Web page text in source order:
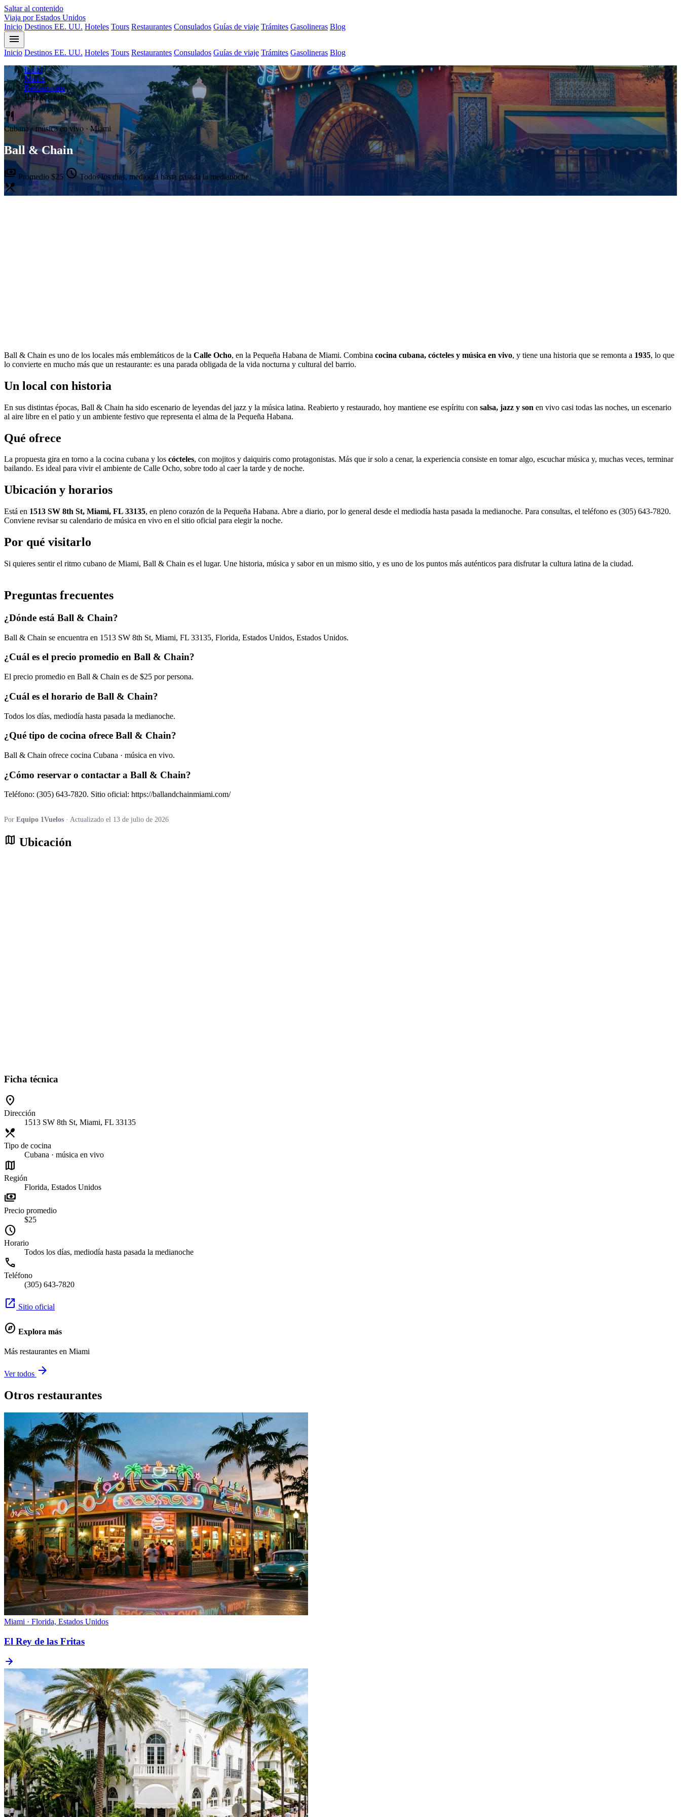
Saltar al contenido
Viaja por Estados Unidos
Inicio Destinos EE. UU. Hoteles Tours Restaurantes Consulados Guías de viaje Trámites Gasolineras Blog
menu
Inicio Destinos EE. UU. Hoteles Tours Restaurantes Consulados Guías de viaje Trámites Gasolineras Blog
Inicio
Miami
Restaurantes
Ball & Chain
restaurant
Cubana · música en vivo · Miami
Ball & Chain
payments Promedio $25 schedule Todos los días, mediodía hasta pasada la medianoche
restaurant_menu
Ball & Chain es uno de los locales más emblemáticos de la Calle Ocho, en la Pequeña Habana de Miami. Combina cocina cubana, cócteles y música en vivo, y tiene una historia que se remonta a 1935, lo que
lo convierte en mucho más que un restaurante: es una parada obligada de la vida nocturna y cultural del barrio.
Un local con historia
En sus distintas épocas, Ball & Chain ha sido escenario de leyendas del jazz y la música latina. Reabierto y restaurado, hoy mantiene ese espíritu con salsa, jazz y son en vivo casi todas las noches, un escenario
al aire libre en el patio y un ambiente festivo que representa el alma de la Pequeña Habana.
Qué ofrece
La propuesta gira en torno a la cocina cubana y los cócteles, con mojitos y daiquiris como protagonistas. Más que ir solo a cenar, la experiencia consiste en tomar algo, escuchar música y, muchas veces, terminar
bailando. Es ideal para vivir el ambiente de Calle Ocho, sobre todo al caer la tarde y de noche.
Ubicación y horarios
Está en 1513 SW 8th St, Miami, FL 33135, en pleno corazón de la Pequeña Habana. Abre a diario, por lo general desde el mediodía hasta pasada la medianoche. Para consultas, el teléfono es (305) 643-7820.
Conviene revisar su calendario de música en vivo en el sitio oficial para elegir la noche.
Por qué visitarlo
Si quieres sentir el ritmo cubano de Miami, Ball & Chain es el lugar. Une historia, música y sabor en un mismo sitio, y es uno de los puntos más auténticos para disfrutar la cultura latina de la ciudad.
Preguntas frecuentes
¿Dónde está Ball & Chain?
Ball & Chain se encuentra en 1513 SW 8th St, Miami, FL 33135, Florida, Estados Unidos, Estados Unidos.
¿Cuál es el precio promedio en Ball & Chain?
El precio promedio en Ball & Chain es de $25 por persona.
¿Cuál es el horario de Ball & Chain?
Todos los días, mediodía hasta pasada la medianoche.
¿Qué tipo de cocina ofrece Ball & Chain?
Ball & Chain ofrece cocina Cubana · música en vivo.
¿Cómo reservar o contactar a Ball & Chain?
Teléfono: (305) 643-7820. Sitio oficial: https://ballandchainmiami.com/
Por Equipo 1Vuelos · Actualizado el 13 de julio de 2026
map Ubicación
Ficha técnica
location_on
Dirección
1513 SW 8th St, Miami, FL 33135
restaurant_menu
Tipo de cocina
Cubana · música en vivo
map
Región
Florida, Estados Unidos
payments
Precio promedio
$25
schedule
Horario
Todos los días, mediodía hasta pasada la medianoche
call
Teléfono
(305) 643-7820
open_in_new Sitio oficial
explore Explora más
Más restaurantes en Miami
Ver todos arrow_forward
Otros restaurantes
Miami · Florida, Estados Unidos
El Rey de las Fritas